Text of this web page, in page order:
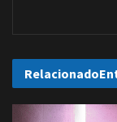
Relacionado